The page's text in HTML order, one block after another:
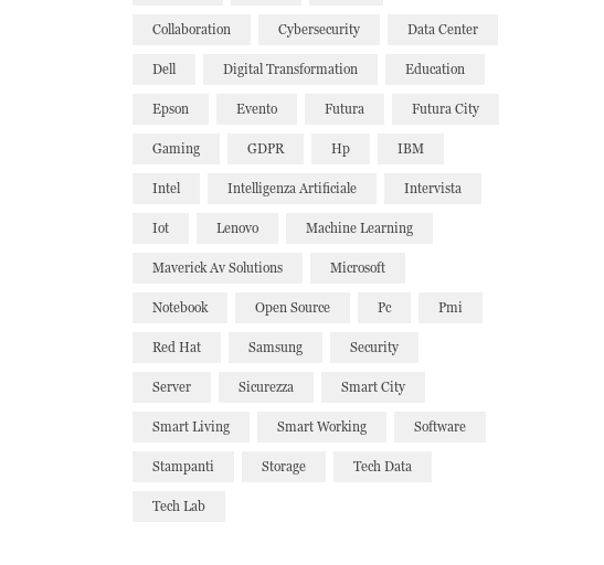
Collaboration Cybersecurity Data Center
Dell Digital Transformation Education
Epson Evento Futura Futura City
Gaming GDPR Hp IBM
Intel Intelligenza Artificiale Intervista
Iot Lenovo Machine Learning
Maverick Av Solutions Microsoft
Notebook Open Source Pc Pmi
Red Hat Samsung Security
Server Sicurezza Smart City
Smart Living Smart Working Software
Stampanti Storage Tech Data
Tech Lab